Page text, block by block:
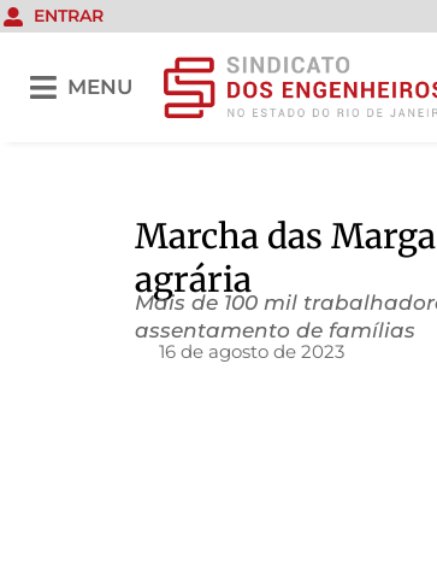
ENTRAR
MENU
Marcha das
agrária
Mais de 100 mil
assentamento de famílias
16 de agosto de 2023